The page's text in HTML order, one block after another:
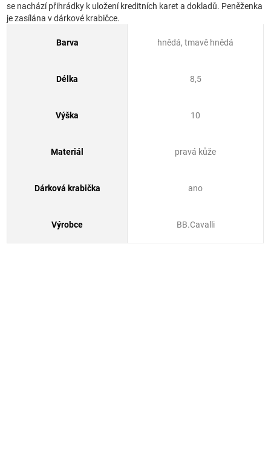
se nachází přihrádky k uložení kreditních karet a dokladů. Peněženka
je zasílána v dárkové krabičce.
Barva hnědá, tmavě hnědá
Délka 8,5
Výška 10
Materiál pravá kůže
Dárková krabička ano
Výrobce BB.Cavalli